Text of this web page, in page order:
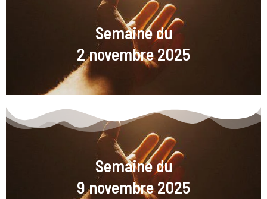
Semaine du
2 novembre 2025
Semaine du
9 novembre 2025